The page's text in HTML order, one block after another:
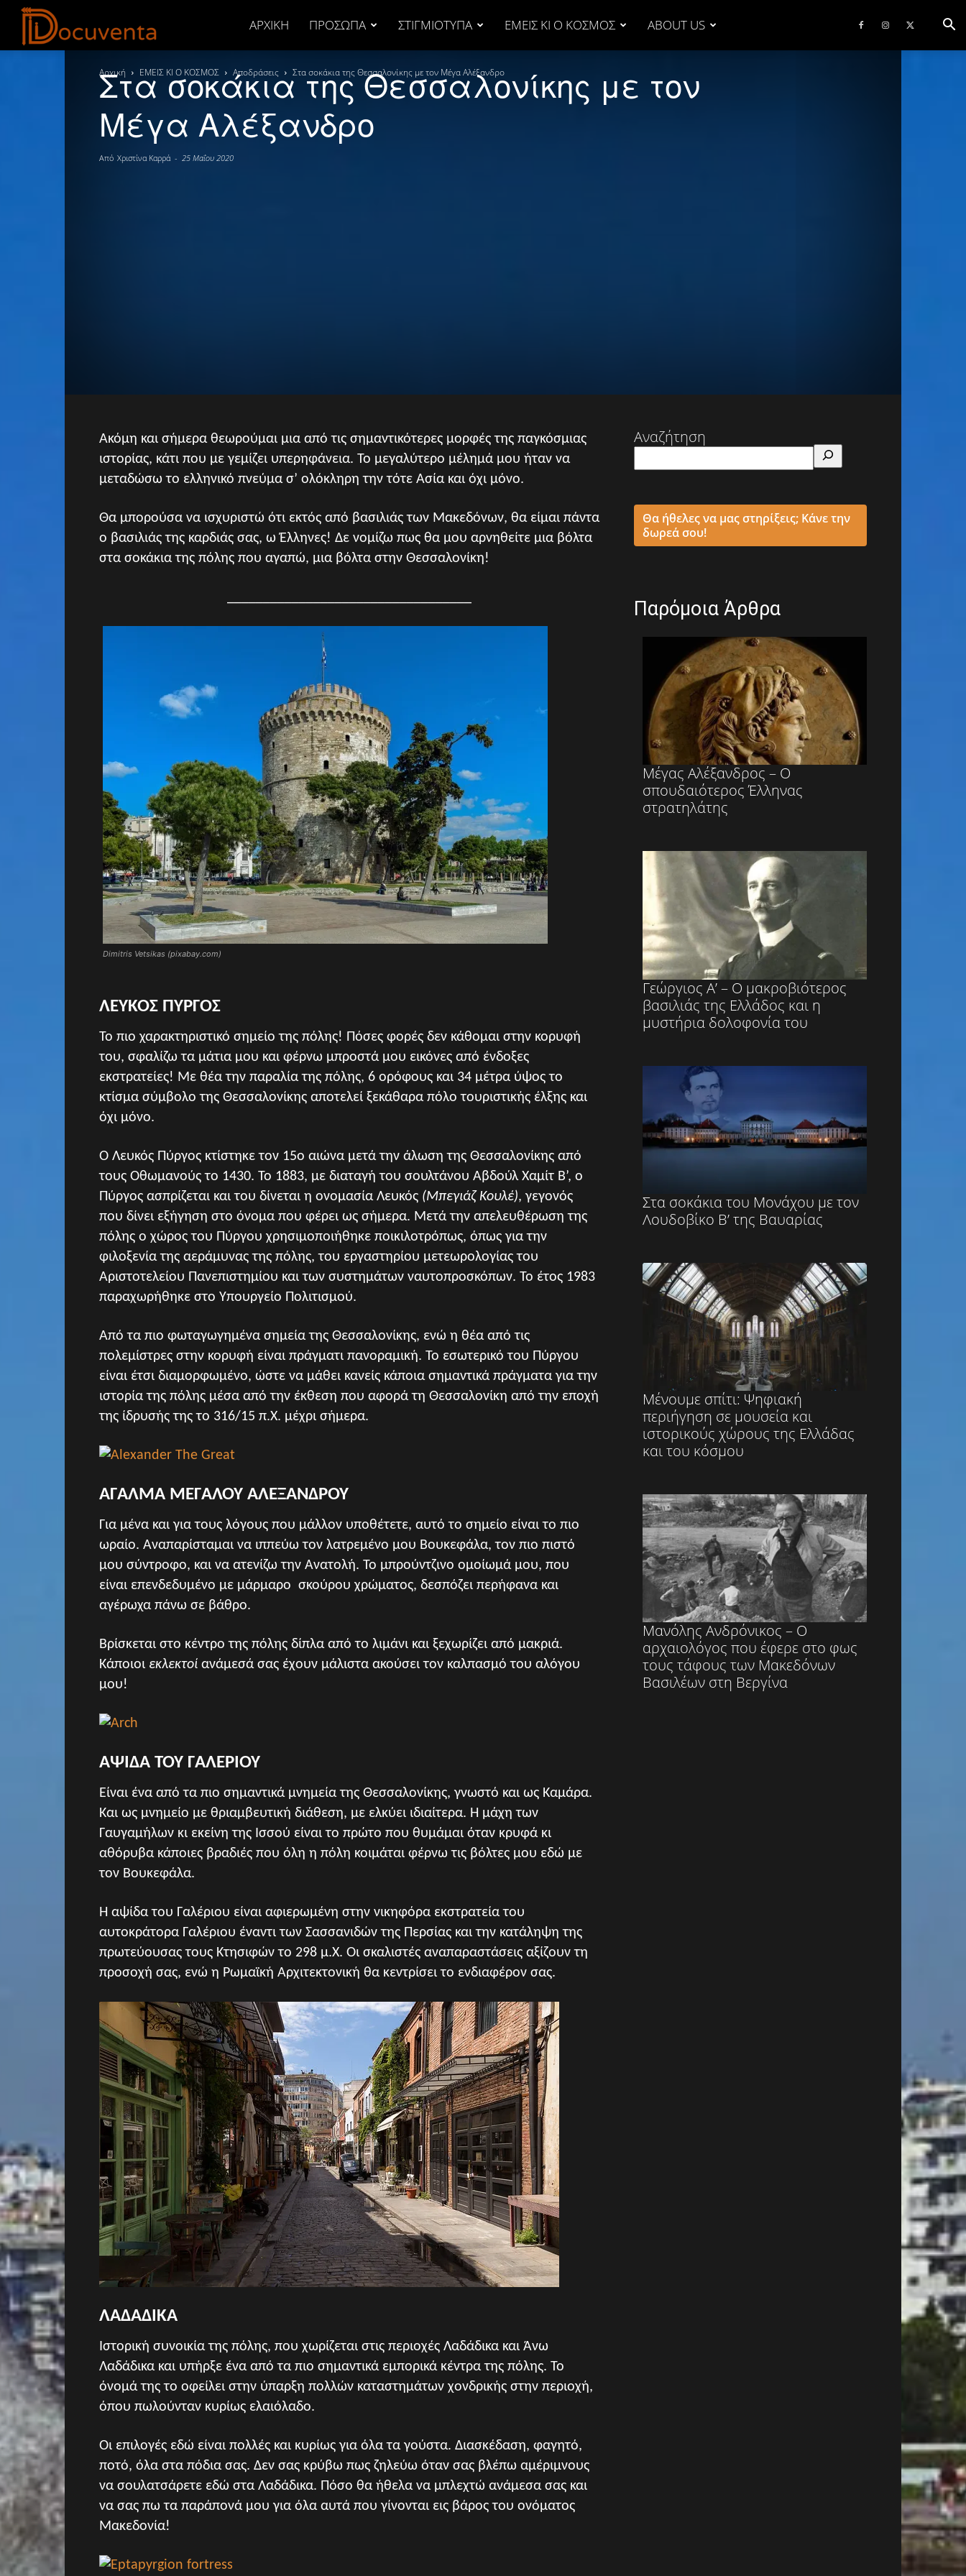
ΑΡΧΙΚΉ ΠΡΟΣΩΠΑ ΣΤΙΓΜΙΟΤΥΠΑ ΕΜΕΙΣ ΚΙ Ο ΚΟΣΜΟΣ ABOUT US
Αρχική ΕΜΕΙΣ ΚΙ Ο ΚΟΣΜΟΣ Αποδράσεις Στα σοκάκια της Θεσσαλονίκης με τον Μέγα Αλέξανδρο
Στα σοκάκια της Θεσσαλονίκης με τον
Μέγα Αλέξανδρο
Από Χριστίνα Καρρά - 25 Μαΐου 2020
Ακόμη και σήμερα θεωρούμαι μια από τις σημαντικότερες μορφές της παγκόσμιας
ιστορίας, κάτι που με γεμίζει υπερηφάνεια. Το μεγαλύτερο μέλημά μου ήταν να
μεταδώσω το ελληνικό πνεύμα σ’ ολόκληρη την τότε Ασία και όχι μόνο.
Θα μπορούσα να ισχυριστώ ότι εκτός από βασιλιάς των Μακεδόνων, θα είμαι πάντα
ο βασιλιάς της καρδιάς σας, ω Έλληνες! Δε νομίζω πως θα μου αρνηθείτε μια βόλτα
στα σοκάκια της πόλης που αγαπώ, μια βόλτα στην Θεσσαλονίκη!
Dimitris Vetsikas (pixabay.com)
ΛΕΥΚΟΣ ΠΥΡΓΟΣ
Το πιο χαρακτηριστικό σημείο της πόλης! Πόσες φορές δεν κάθομαι στην κορυφή
του, σφαλίζω τα μάτια μου και φέρνω μπροστά μου εικόνες από ένδοξες
εκστρατείες! Με θέα την παραλία της πόλης, 6 ορόφους και 34 μέτρα ύψος το
κτίσμα σύμβολο της Θεσσαλονίκης αποτελεί ξεκάθαρα πόλο τουριστικής έλξης και
όχι μόνο.
Ο Λευκός Πύργος κτίστηκε τον 15ο αιώνα μετά την άλωση της Θεσσαλονίκης από
τους Οθωμανούς το 1430. Το 1883, με διαταγή του σουλτάνου Αβδούλ Χαμίτ Β’, ο
Πύργος ασπρίζεται και του δίνεται η ονομασία Λευκός (Μπεγιάζ Κουλέ), γεγονός
που δίνει εξήγηση στο όνομα που φέρει ως σήμερα. Μετά την απελευθέρωση της
πόλης ο χώρος του Πύργου χρησιμοποιήθηκε ποικιλοτρόπως, όπως για την
φιλοξενία της αεράμυνας της πόλης, του εργαστηρίου μετεωρολογίας του
Αριστοτελείου Πανεπιστημίου και των συστημάτων ναυτοπροσκόπων. Το έτος 1983
παραχωρήθηκε στο Υπουργείο Πολιτισμού.
Από τα πιο φωταγωγημένα σημεία της Θεσσαλονίκης, ενώ η θέα από τις
πολεμίστρες στην κορυφή είναι πράγματι πανοραμική. Το εσωτερικό του Πύργου
είναι έτσι διαμορφωμένο, ώστε να μάθει κανείς κάποια σημαντικά πράγματα για την
ιστορία της πόλης μέσα από την έκθεση που αφορά τη Θεσσαλονίκη από την εποχή
της ίδρυσής της το 316/15 π.Χ. μέχρι σήμερα.
ΑΓΑΛΜΑ ΜΕΓΑΛΟΥ ΑΛΕΞΑΝΔΡΟΥ
Για μένα και για τους λόγους που μάλλον υποθέτετε, αυτό το σημείο είναι το πιο
ωραίο. Αναπαρίσταμαι να ιππεύω τον λατρεμένο μου Βουκεφάλα, τον πιο πιστό
μου σύντροφο, και να ατενίζω την Ανατολή. Το μπρούντζινο ομοίωμά μου, που
είναι επενδεδυμένο με μάρμαρο σκούρου χρώματος, δεσπόζει περήφανα και
αγέρωχα πάνω σε βάθρο.
Βρίσκεται στο κέντρο της πόλης δίπλα από το λιμάνι και ξεχωρίζει από μακριά.
Κάποιοι εκλεκτοί ανάμεσά σας έχουν μάλιστα ακούσει τον καλπασμό του αλόγου
μου!
ΑΨΙΔΑ ΤΟΥ ΓΑΛΕΡΙΟΥ
Είναι ένα από τα πιο σημαντικά μνημεία της Θεσσαλονίκης, γνωστό και ως Καμάρα.
Και ως μνημείο με θριαμβευτική διάθεση, με ελκύει ιδιαίτερα. Η μάχη των
Γαυγαμήλων κι εκείνη της Ισσού είναι το πρώτο που θυμάμαι όταν κρυφά κι
αθόρυβα κάποιες βραδιές που όλη η πόλη κοιμάται φέρνω τις βόλτες μου εδώ με
τον Βουκεφάλα.
Η αψίδα του Γαλέριου είναι αφιερωμένη στην νικηφόρα εκστρατεία του
αυτοκράτορα Γαλέριου έναντι των Σασσανιδών της Περσίας και την κατάληψη της
πρωτεύουσας τους Κτησιφών το 298 μ.Χ. Οι σκαλιστές αναπαραστάσεις αξίζουν τη
προσοχή σας, ενώ η Ρωμαϊκή Αρχιτεκτονική θα κεντρίσει το ενδιαφέρον σας.
ΛΑΔΑΔΙΚΑ
Ιστορική συνοικία της πόλης, που χωρίζεται στις περιοχές Λαδάδικα και Άνω
Λαδάδικα και υπήρξε ένα από τα πιο σημαντικά εμπορικά κέντρα της πόλης. Το
όνομά της το οφείλει στην ύπαρξη πολλών καταστημάτων χονδρικής στην περιοχή,
όπου πωλούνταν κυρίως ελαιόλαδο.
Οι επιλογές εδώ είναι πολλές και κυρίως για όλα τα γούστα. Διασκέδαση, φαγητό,
ποτό, όλα στα πόδια σας. Δεν σας κρύβω πως ζηλεύω όταν σας βλέπω αμέριμνους
να σουλατσάρετε εδώ στα Λαδάδικα. Πόσο θα ήθελα να μπλεχτώ ανάμεσα σας και
να σας πω τα παράπονά μου για όλα αυτά που γίνονται εις βάρος του ονόματος
Μακεδονία!
Αναζήτηση
Θα ήθελες να μας στηρίξεις; Κάνε την
δωρεά σου!
Παρόμοια Άρθρα
Mέγας Αλέξανδρος – Ο
σπουδαιότερος Έλληνας
στρατηλάτης
Γεώργιος Α’ – Ο μακροβιότερος
βασιλιάς της Ελλάδος και η
μυστήρια δολοφονία του
Στα σοκάκια του Μονάχου με τον
Λουδοβίκο Β’ της Βαυαρίας
Μένουμε σπίτι: Ψηφιακή
περιήγηση σε μουσεία και
ιστορικούς χώρους της Ελλάδας
και του κόσμου
Μανόλης Ανδρόνικος – Ο
αρχαιολόγος που έφερε στο φως
τους τάφους των Μακεδόνων
Βασιλέων στη Βεργίνα